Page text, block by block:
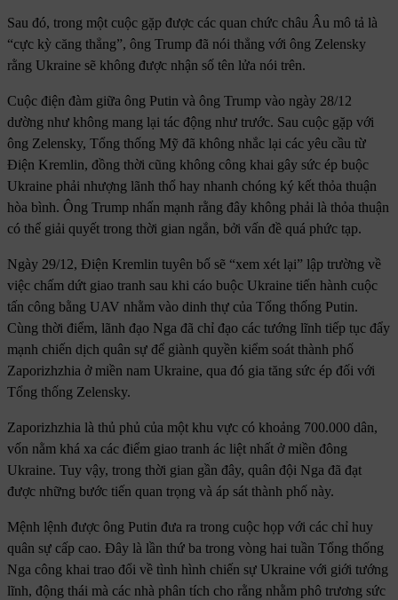
Sau đó, trong một cuộc gặp được các quan chức châu Âu mô tả là
“cực kỳ căng thẳng”, ông Trump đã nói thẳng với ông Zelensky
rằng Ukraine sẽ không được nhận số tên lửa nói trên.
Cuộc điện đàm giữa ông Putin và ông Trump vào ngày 28/12
dường như không mang lại tác động như trước. Sau cuộc gặp với
ông Zelensky, Tổng thống Mỹ đã không nhắc lại các yêu cầu từ
Điện Kremlin, đồng thời cũng không công khai gây sức ép buộc
Ukraine phải nhượng lãnh thổ hay nhanh chóng ký kết thỏa thuận
hòa bình. Ông Trump nhấn mạnh rằng đây không phải là thỏa thuận
có thể giải quyết trong thời gian ngắn, bởi vấn đề quá phức tạp.
Ngày 29/12, Điện Kremlin tuyên bố sẽ “xem xét lại” lập trường về
việc chấm dứt giao tranh sau khi cáo buộc Ukraine tiến hành cuộc
tấn công bằng UAV nhằm vào dinh thự của Tổng thống Putin.
Cùng thời điểm, lãnh đạo Nga đã chỉ đạo các tướng lĩnh tiếp tục đẩy
mạnh chiến dịch quân sự để giành quyền kiểm soát thành phố
Zaporizhzhia ở miền nam Ukraine, qua đó gia tăng sức ép đối với
Tổng thống Zelensky.
Zaporizhzhia là thủ phủ của một khu vực có khoảng 700.000 dân,
vốn nằm khá xa các điểm giao tranh ác liệt nhất ở miền đông
Ukraine. Tuy vậy, trong thời gian gần đây, quân đội Nga đã đạt
được những bước tiến quan trọng và áp sát thành phố này.
Mệnh lệnh được ông Putin đưa ra trong cuộc họp với các chỉ huy
quân sự cấp cao. Đây là lần thứ ba trong vòng hai tuần Tổng thống
Nga công khai trao đổi về tình hình chiến sự Ukraine với giới tướng
lĩnh, động thái mà các nhà phân tích cho rằng nhằm phô trương sức